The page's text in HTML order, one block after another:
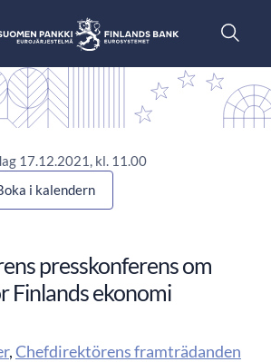
17.12.2021, kl. 11.00
i kalendern
presskonferens om
Finlands ekonomi
,Chefdirektörens framträdanden